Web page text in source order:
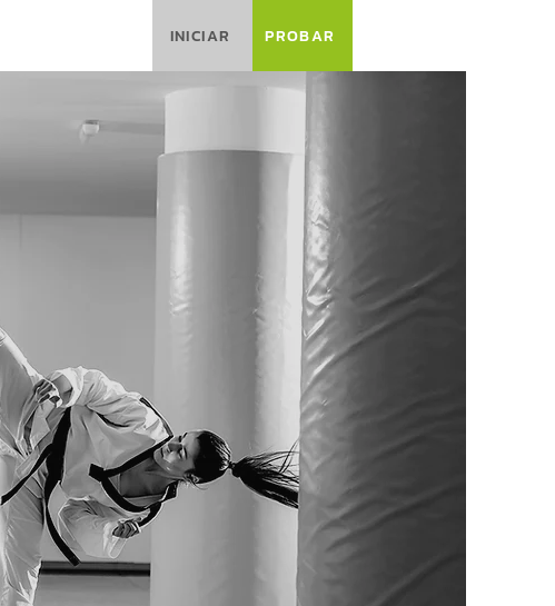
INICIAR PROBAR